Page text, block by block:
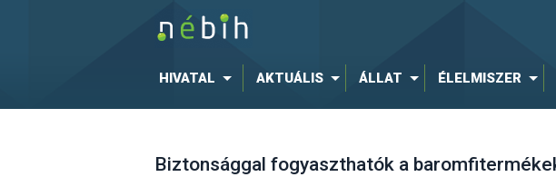
HIVATAL AKTUÁLIS ÁLLAT ÉLELMISZER
Biztonsággal fogyaszthatók a